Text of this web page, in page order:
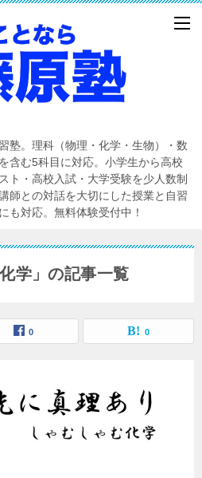
塾。理科（物理・化学・生物）・数
含む5科目に対応。小学生から高校
ト・高校入試・大学受験を少人数制
師との対話を大切にした授業と自習
も対応。無料体験受付中！
学」の記事一覧
0 0